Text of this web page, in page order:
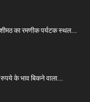
का रमणीक पर्यटक स्थल...
के भाव बिकने वाला...